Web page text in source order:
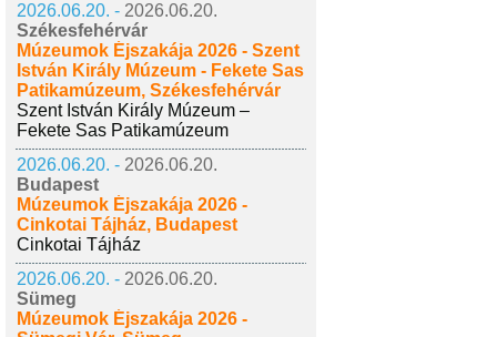
2026.06.20. - 2026.06.20.
Székesfehérvár
Múzeumok Éjszakája 2026 - Szent
István Király Múzeum - Fekete Sas
Patikamúzeum, Székesfehérvár
Szent István Király Múzeum –
Fekete Sas Patikamúzeum
2026.06.20. - 2026.06.20.
Budapest
Múzeumok Éjszakája 2026 -
Cinkotai Tájház, Budapest
Cinkotai Tájház
2026.06.20. - 2026.06.20.
Sümeg
Múzeumok Éjszakája 2026 -